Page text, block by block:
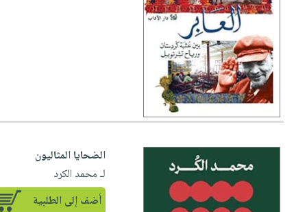
الضحايا المثاليون
لـ محمد الكرد
أضف إلى الطلبية